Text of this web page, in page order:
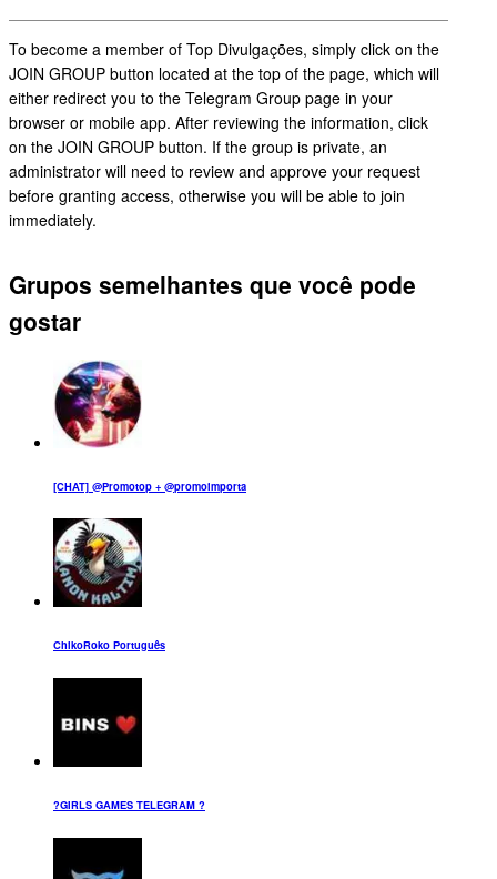
To become a member of Top Divulgações, simply click on the
JOIN GROUP button located at the top of the page, which will
either redirect you to the Telegram Group page in your
browser or mobile app. After reviewing the information, click
on the JOIN GROUP button. If the group is private, an
administrator will need to review and approve your request
before granting access, otherwise you will be able to join
immediately.
Grupos semelhantes que você pode
gostar
[CHAT] @Promotop + @promoimporta
ChikoRoko Português
?GIRLS GAMES TELEGRAM ?